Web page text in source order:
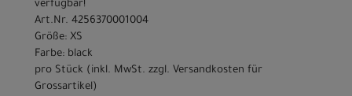
verfügbar!
Art.Nr. 4256370001004
Größe: XS
Farbe: black
pro Stück (inkl. MwSt. zzgl. Versandkosten für
Grossartikel)